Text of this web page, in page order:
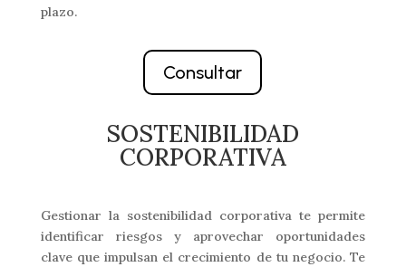
plazo.
Consultar
SOSTENIBILIDAD
CORPORATIVA
Gestionar la sostenibilidad corporativa te permite
identificar riesgos y aprovechar oportunidades
clave que impulsan el crecimiento de tu negocio. Te